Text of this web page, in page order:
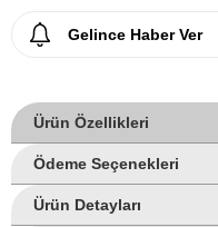
Gelince Haber Ver
Ürün Özellikleri
Ödeme Seçenekleri
Ürün Detayları